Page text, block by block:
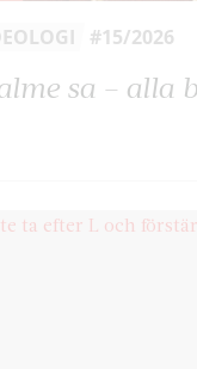
#15/2026
sa – alla